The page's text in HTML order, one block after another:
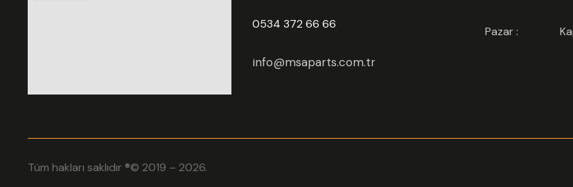
0534 372 66 66
info@msaparts.com.tr
Pazar :
Tüm hakları saklıdır ®© 2019 – 2026.